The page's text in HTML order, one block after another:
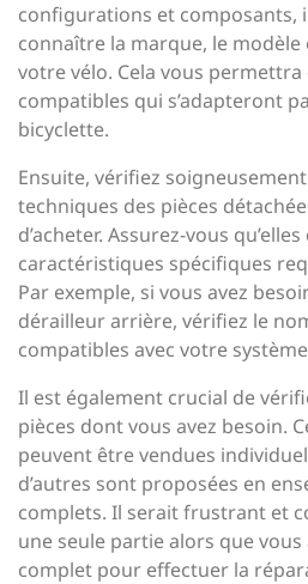
configurations et composants,
connaître la marque, le modèle
votre vélo. Cela vous permettra
compatibles qui s’adapteront
bicyclette.
Ensuite, vérifiez
techniques des pièces
d’acheter. Assurez-vous
caractéristiques spécifiques
Par exemple, si vous avez
dérailleur arrière, vérifiez le
compatibles avec votre
Il est également crucial de
pièces dont vous avez besoin.
peuvent être vendues
d’autres sont proposées en
complets. Il serait frustrant et
une seule partie alors que
complet pour effectuer la